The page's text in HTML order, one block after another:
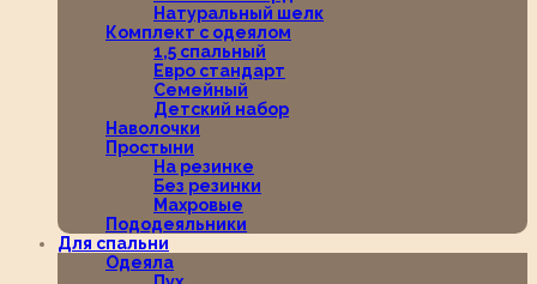
Натуральный шелк
Комплект с одеялом
1,5 спальный
Евро стандарт
Семейный
Детский набор
Наволочки
Простыни
На резинке
Без резинки
Махровые
Пододеяльники
Для спальни
Одеяла